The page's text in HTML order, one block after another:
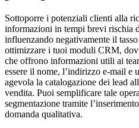
Sottoporre i potenziali clienti alla
informazioni in tempi brevi rischia
influenzando negativamente il
ottimizzare i tuoi moduli CRM,
che offrono informazioni utili ai
essere il nome, l’indirizzo e-mail e
agevola la catalogazione dei lead
vendita. Puoi semplificare tale
segmentazione tramite
domanda qualitativa.